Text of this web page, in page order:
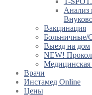
Анализ
Вакцинация
Больничные/
Выезд на дом
NEW!
Врачи
Инстамед Online
Цены